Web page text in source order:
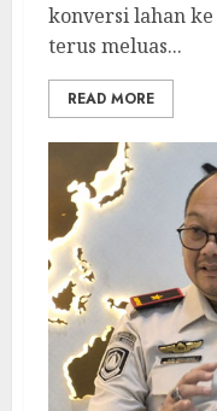
konversi lahan
terus meluas...
READ MORE